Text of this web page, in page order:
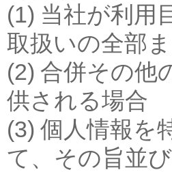
(1) 当社が利用
取扱いの全部
(2) 合併その他
供される場合
(3) 個人情報を
て、その旨並